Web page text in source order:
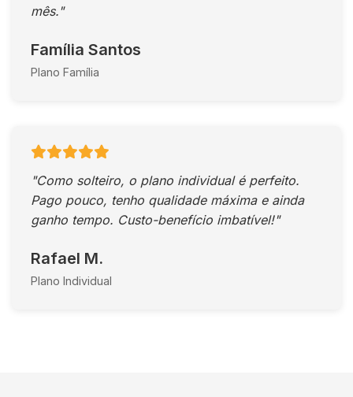
mês."
Família Santos
Plano Família
"Como solteiro, o plano individual é perfeito.
Pago pouco, tenho qualidade máxima e ainda
ganho tempo. Custo-benefício imbatível!"
Rafael M.
Plano Individual